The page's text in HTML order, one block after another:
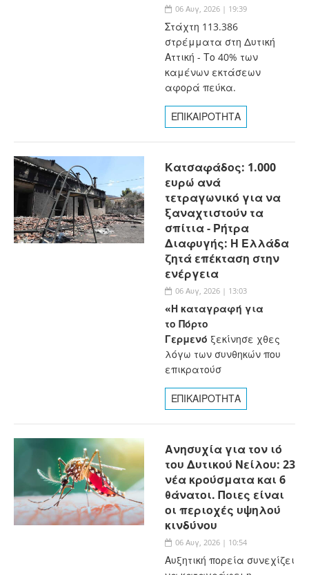
06 Αυγ, 2026 | 19:39
Στάχτη 113.386
στρέμματα στη Δυτική
Αττική - Το 40% των
καμένων εκτάσεων
αφορά πεύκα.
ΕΠΙΚΑΙΡΟΤΗΤΑ
Κατσαφάδος: 1.000
ευρώ ανά
τετραγωνικό για να
ξαναχτιστούν τα
σπίτια - Ρήτρα
Διαφυγής: Η Ελλάδα
ζητά επέκταση στην
ενέργεια
06 Αυγ, 2026 | 13:03
«Η καταγραφή για
το Πόρτο
Γερμενό ξεκίνησε χθες
λόγω των συνθηκών που
επικρατούσ
ΕΠΙΚΑΙΡΟΤΗΤΑ
Ανησυχία για τον ιό
του Δυτικού Νείλου: 23
νέα κρούσματα και 6
θάνατοι. Ποιες είναι
οι περιοχές υψηλού
κινδύνου
06 Αυγ, 2026 | 10:54
Αυξητική πορεία συνεχίζει